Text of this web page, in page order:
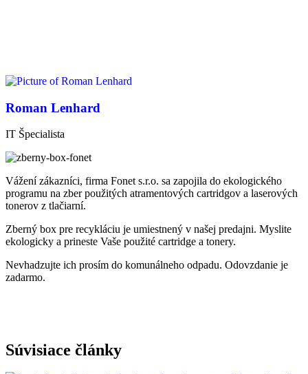
Roman Lenhard
IT Špecialista
Vážení zákazníci, firma Fonet s.r.o. sa zapojila do ekologického
programu na zber použitých atramentových cartridgov a laserových
tonerov z tlačiarní.
Zberný box pre recykláciu je umiestnený v našej predajni. Myslite
ekologicky a prineste Vaše použité cartridge a tonery.
Nevhadzujte ich prosím do komunálneho odpadu. Odovzdanie je
zadarmo.
Súvisiace články